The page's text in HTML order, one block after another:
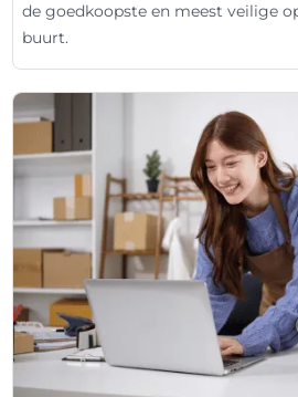
de goedkoopste en meest veilige
buurt.